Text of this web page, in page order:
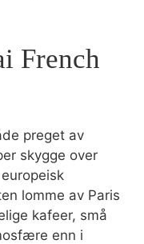
French
preget av
skygge over
lomme av Paris
kafeer, små
enn i